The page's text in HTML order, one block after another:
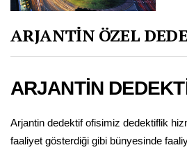
ARJANTİN ÖZEL
ARJANTİN
Arjantin dedektif ofisimiz dedektiflik
faaliyet gösterdiği gibi bünyesinde